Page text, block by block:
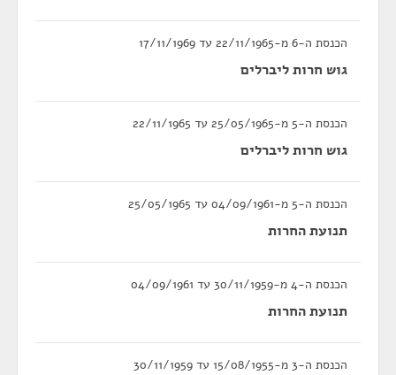
הכנסת ה-6 מ-22/11/1965 עד 17/11/1969
גוש חרות ליברלים
הכנסת ה-5 מ-25/05/1965 עד 22/11/1965
גוש חרות ליברלים
הכנסת ה-5 מ-04/09/1961 עד 25/05/1965
תנועת החרות
הכנסת ה-4 מ-30/11/1959 עד 04/09/1961
תנועת החרות
הכנסת ה-3 מ-15/08/1955 עד 30/11/1959